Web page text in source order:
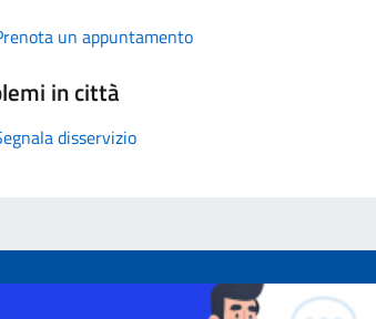
un appuntamento
in città
disservizio